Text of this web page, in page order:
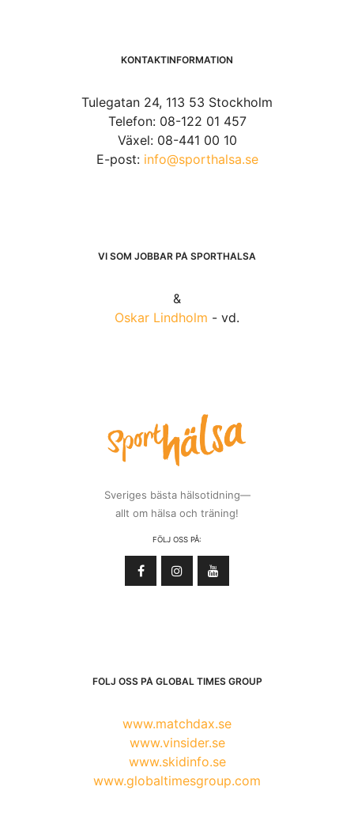
KONTAKTINFORMATION
Tulegatan 24, 113 53 Stockholm
Telefon: 08-122 01 457
Växel: 08-441 00 10
E-post: info@sporthalsa.se
VI SOM JOBBAR PÅ SPORTHÄLSA
&
Oskar Lindholm - vd.
Sveriges bästa hälsotidning—
allt om hälsa och träning!
FÖLJ OSS PÅ:
FÖLJ OSS PÅ GLOBAL TIMES GROUP
www.matchdax.se
www.vinsider.se
www.skidinfo.se
www.globaltimesgroup.com